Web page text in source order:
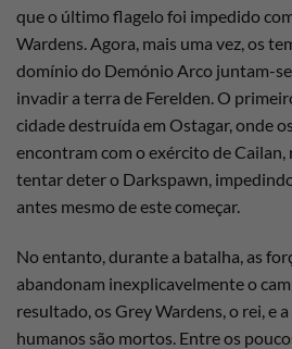
que o último flagelo foi impedido
Wardens. Agora, mais uma vez, os
domínio do Demónio Arco juntam-se
invadir a terra de Ferelden. O
cidade destruída em Ostagar, onde
encontram com o exército de Cailan,
tentar deter o Darkspawn,
antes mesmo de este começar.
No entanto, durante a batalha, as
abandonam inexplicavelmente o
resultado, os Grey Wardens, o rei, e
humanos são mortos. Entre os